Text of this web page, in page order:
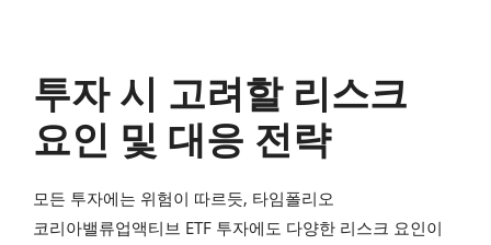
투자 시 고려할 리스크
요인 및 대응 전략
모든 투자에는 위험이 따르듯, 타임폴리오
코리아밸류업액티브 ETF 투자에도 다양한 리스크 요인이